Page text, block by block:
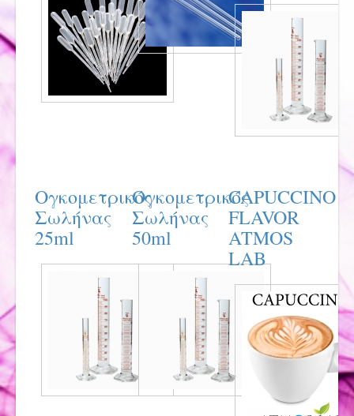
Ογκομετρικός
Σωλήνας
25ml
Ογκομετρικός
Σωλήνας
50ml
CAPUCCINO
FLAVOR
ATMOS
LAB